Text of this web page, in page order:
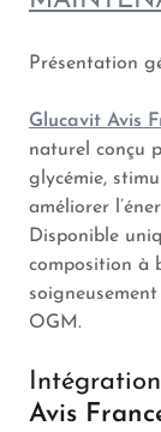
Présentation
Glucavit Avis
naturel conçu
glycémie,
améliorer
Disponible
composition à
OGM.
Avis